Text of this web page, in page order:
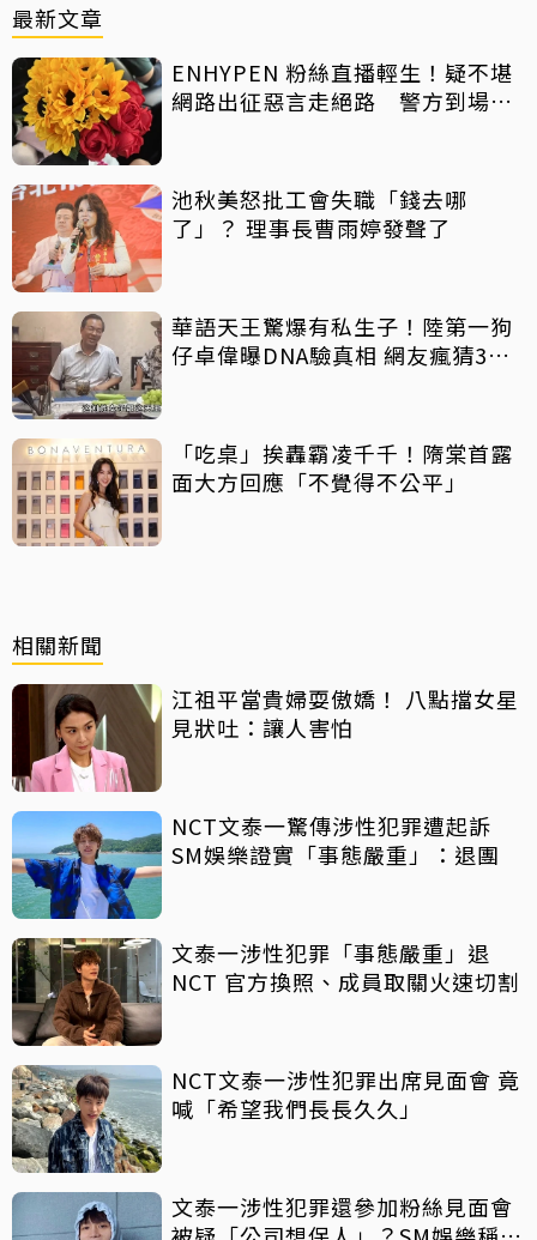
最新文章
ENHYPEN 粉絲直播輕生！疑不堪
網路出征惡言走絕路 警方到場已
池秋美怒批工會失職「錢去哪
了」？ 理事長曹雨婷發聲了
華語天王驚爆有私生子！陸第一狗
仔卓偉曝DNA驗真相 網友瘋猜3字
「吃桌」挨轟霸凌千千！隋棠首露
面大方回應「不覺得不公平」
相關新聞
江祖平當貴婦耍傲嬌！ 八點擋女星
見狀吐：讓人害怕
NCT文泰一驚傳涉性犯罪遭起訴
SM娛樂證實「事態嚴重」：退團
文泰一涉性犯罪「事態嚴重」退
NCT 官方換照、成員取關火速切割
NCT文泰一涉性犯罪出席見面會 竟
喊「希望我們長長久久」
文泰一涉性犯罪還參加粉絲見面會